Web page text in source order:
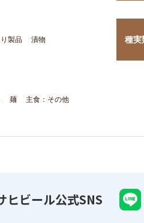
製品 漬物 種実
麺 主食：その他
ヒビール公式SNS